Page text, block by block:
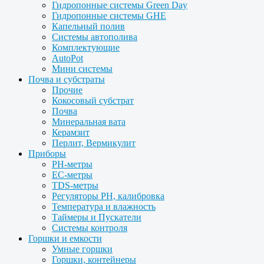
Гидропонные системы Green Day
Гидропонные системы GHE
Капельный полив
Системы автополива
Комплектующие
AutoPot
Мини системы
Почва и субстраты
Прочие
Кокосовый субстрат
Почва
Минеральная вата
Керамзит
Перлит, Вермикулит
Приборы
PH-метры
EC-метры
TDS-метры
Регуляторы PH, калибровка
Температура и влажность
Таймеры и Пускатели
Системы контроля
Горшки и емкости
Умные горшки
Горшки, контейнеры